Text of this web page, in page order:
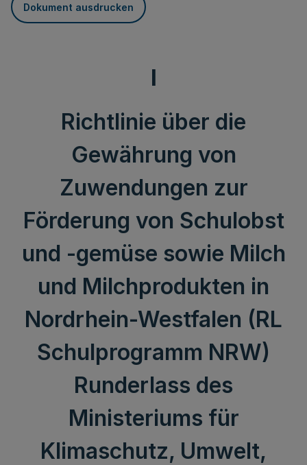
Dokument ausdrucken
I
Richtlinie über die
Gewährung von
Zuwendungen zur
Förderung von Schulobst
und -gemüse sowie Milch
und Milchprodukten in
Nordrhein-Westfalen (RL
Schulprogramm NRW)
Runderlass des
Ministeriums für
Klimaschutz, Umwelt,